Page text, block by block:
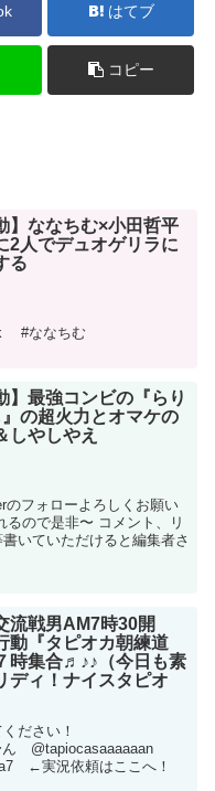
はてブ
コピー
】ななちむ×小田哲平
2人でデュオゲリラに
る
#ななちむ
】最強コンビの『らり
の超火力とオマケの
しやしやえ
のフォローよろしくお願い
るので是非〜 コメント、リ
いていただけると編集者さ
流戦男AM7時30開
動『タピオカ朝練道
時集合♬♪♪（今日も素
ディ！ナイスタピオ
ださい！
ん @tapiocasaaaaaan
←実況依頼はここへ！